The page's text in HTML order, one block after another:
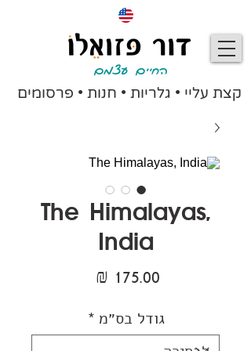
החיים עצמם
קצת עליי • גלריות • חנות • פרסומים
The Himalayas,
India
גודל בס״מ *